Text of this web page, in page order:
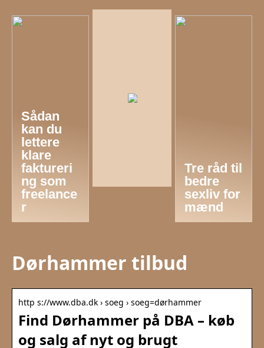
Sådan
kan du
lettere
klare
faktureri
ng som
freelance
r
Tre råd til
bedre
sexliv for
mænd
Dørhammer tilbud
http s://www.dba.dk › soeg › soeg=dørhammer
Find Dørhammer på DBA – køb
og salg af nyt og brugt